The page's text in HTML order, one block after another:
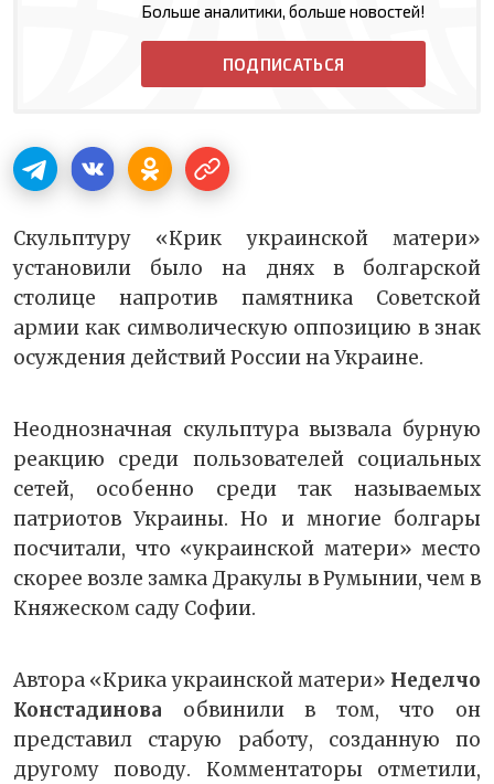
Больше аналитики, больше новостей!
ПОДПИСАТЬСЯ
Скульптуру «Крик украинской матери»
установили было на днях в болгарской
столице напротив памятника Советской
армии как символическую оппозицию в знак
осуждения действий России на Украине.
Неоднозначная скульптура вызвала бурную
реакцию среди пользователей социальных
сетей, особенно среди так называемых
патриотов Украины. Но и многие болгары
посчитали, что «украинской матери» место
скорее возле замка Дракулы в Румынии, чем в
Княжеском саду Софии.
Автора «Крика украинской матери» Неделчо
Констадинова обвинили в том, что он
представил старую работу, созданную по
другому поводу. Комментаторы отметили,